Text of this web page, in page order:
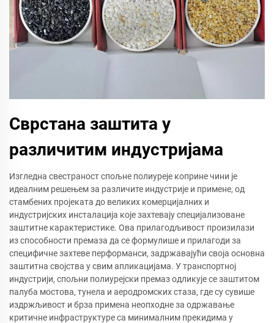
Сврстана заштита у
различитим индустријама
Изгледна свестраност спољне полиуреје коприне чини је
идеалним решењем за различите индустрије и примене, од
стамбених пројеката до великих комерцијалних и
индустријских инсталација које захтевају специјализоване
заштитне карактеристике. Ова прилагодљивост произилази
из способности премаза да се формулише и прилагоди за
специфичне захтеве перформанси, задржавајући своја основна
заштитна својства у свим апликацијама. У транспортној
индустрији, спољни полиурејски премаз одликује се заштитом
палуба мостова, тунела и аеродромских стаза, где су сувише
издржљивост и брза примена неопходне за одржавање
критичне инфраструктуре са минималним прекидима у